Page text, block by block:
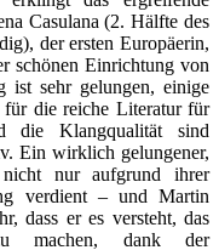
Casulana (2. Hälfte des
der ersten Europäerin,
schönen Einrichtung von
ist sehr gelungen, einige
für die reiche Literatur für
die Klangqualität sind
Ein wirklich gelungener,
nur aufgrund ihrer
verdient – und Martin
dass er es versteht, das
machen, dank der